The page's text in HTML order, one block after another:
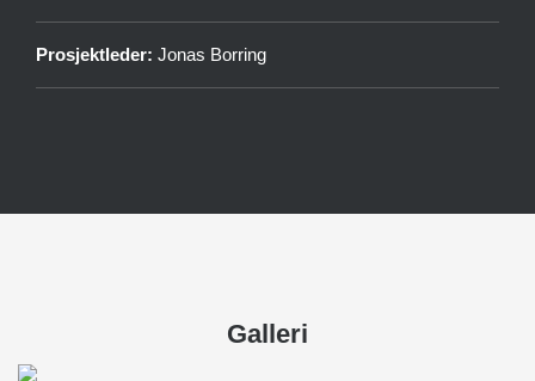
Prosjektleder: Jonas Borring
Galleri